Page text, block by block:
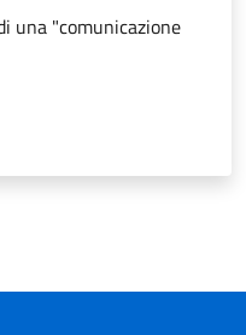
una "comunicazione